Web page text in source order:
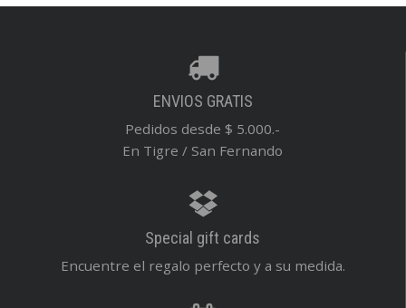
ENVIOS GRATIS
Pedidos desde $ 5.000.-
En Tigre / San Fernando
Special gift cards
Encuentre el regalo perfecto y a su medida.